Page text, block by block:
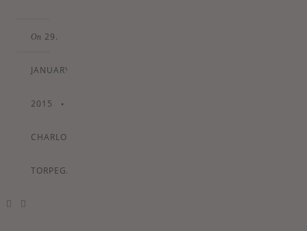
On 29.
JANUARY
2015 •
CHARLOTTE
TORPEGAARD